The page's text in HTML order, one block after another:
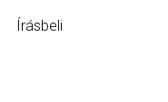
Írásbeli